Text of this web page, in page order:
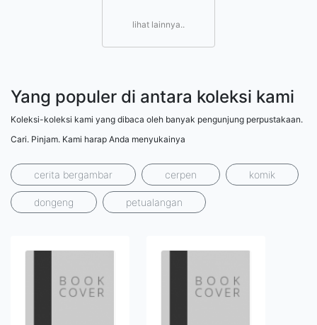
lihat lainnya..
Yang populer di antara koleksi kami
Koleksi-koleksi kami yang dibaca oleh banyak pengunjung perpustakaan.
Cari. Pinjam. Kami harap Anda menyukainya
cerita bergambar cerpen komik
dongeng petualangan